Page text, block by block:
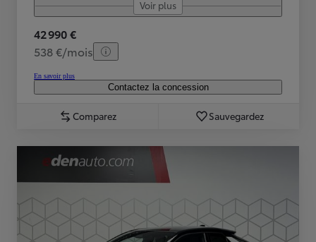
Voir plus
42 990 €
538 €/mois
En savoir plus
Contactez la concession
Comparez Sauvegardez